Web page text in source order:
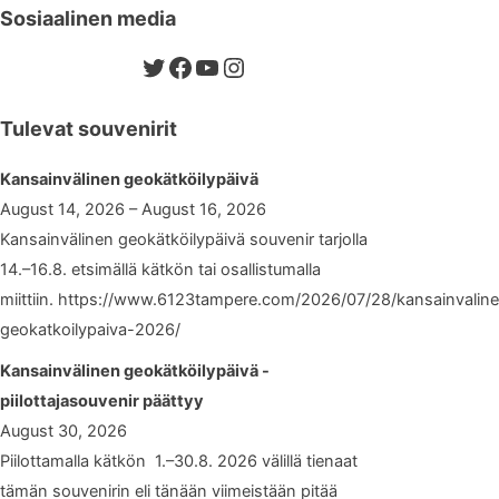
Sosiaalinen media
Twitter
Facebook
YouTube
Instagram
Tulevat souvenirit
Kansainvälinen geokätköilypäivä
August 14, 2026 – August 16, 2026
Kansainvälinen geokätköilypäivä souvenir tarjolla
14.–16.8. etsimällä kätkön tai osallistumalla
miittiin. https://www.6123tampere.com/2026/07/28/
geokatkoilypaiva-2026/
Kansainvälinen geokätköilypäivä -
piilottajasouvenir päättyy
August 30, 2026
Piilottamalla kätkön 1.–30.8. 2026 välillä tienaat
tämän souvenirin eli tänään viimeistään pitää